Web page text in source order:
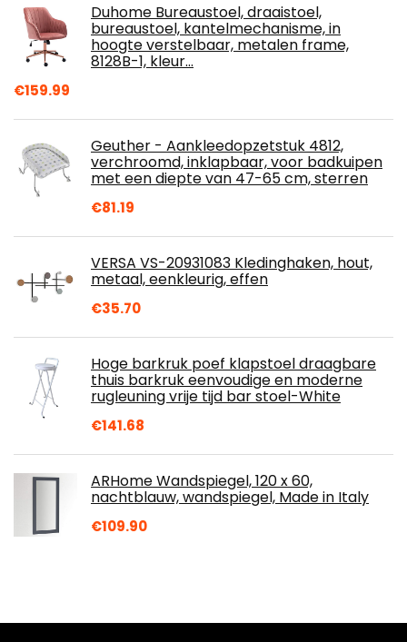
Duhome Bureaustoel, draaistoel,
bureaustoel, kantelmechanisme, in
hoogte verstelbaar, metalen frame,
8128B-1, kleur…
€159.99
Geuther - Aankleedopzetstuk 4812,
verchroomd, inklapbaar, voor badkuipen
met een diepte van 47-65 cm, sterren
€81.19
VERSA VS-20931083 Kledinghaken, hout,
metaal, eenkleurig, effen
€35.70
Hoge barkruk poef klapstoel draagbare
thuis barkruk eenvoudige en moderne
rugleuning vrije tijd bar stoel-White
€141.68
ARHome Wandspiegel, 120 x 60,
nachtblauw, wandspiegel, Made in Italy
€109.90